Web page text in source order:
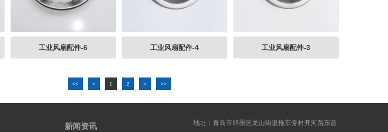
工业风扇配件-6 工业风扇配件-4 工业风扇配件-3
<< < 1 2 > >>
新闻资讯 地址： 青岛市即墨区龙山街道拖车夼村开河路东首